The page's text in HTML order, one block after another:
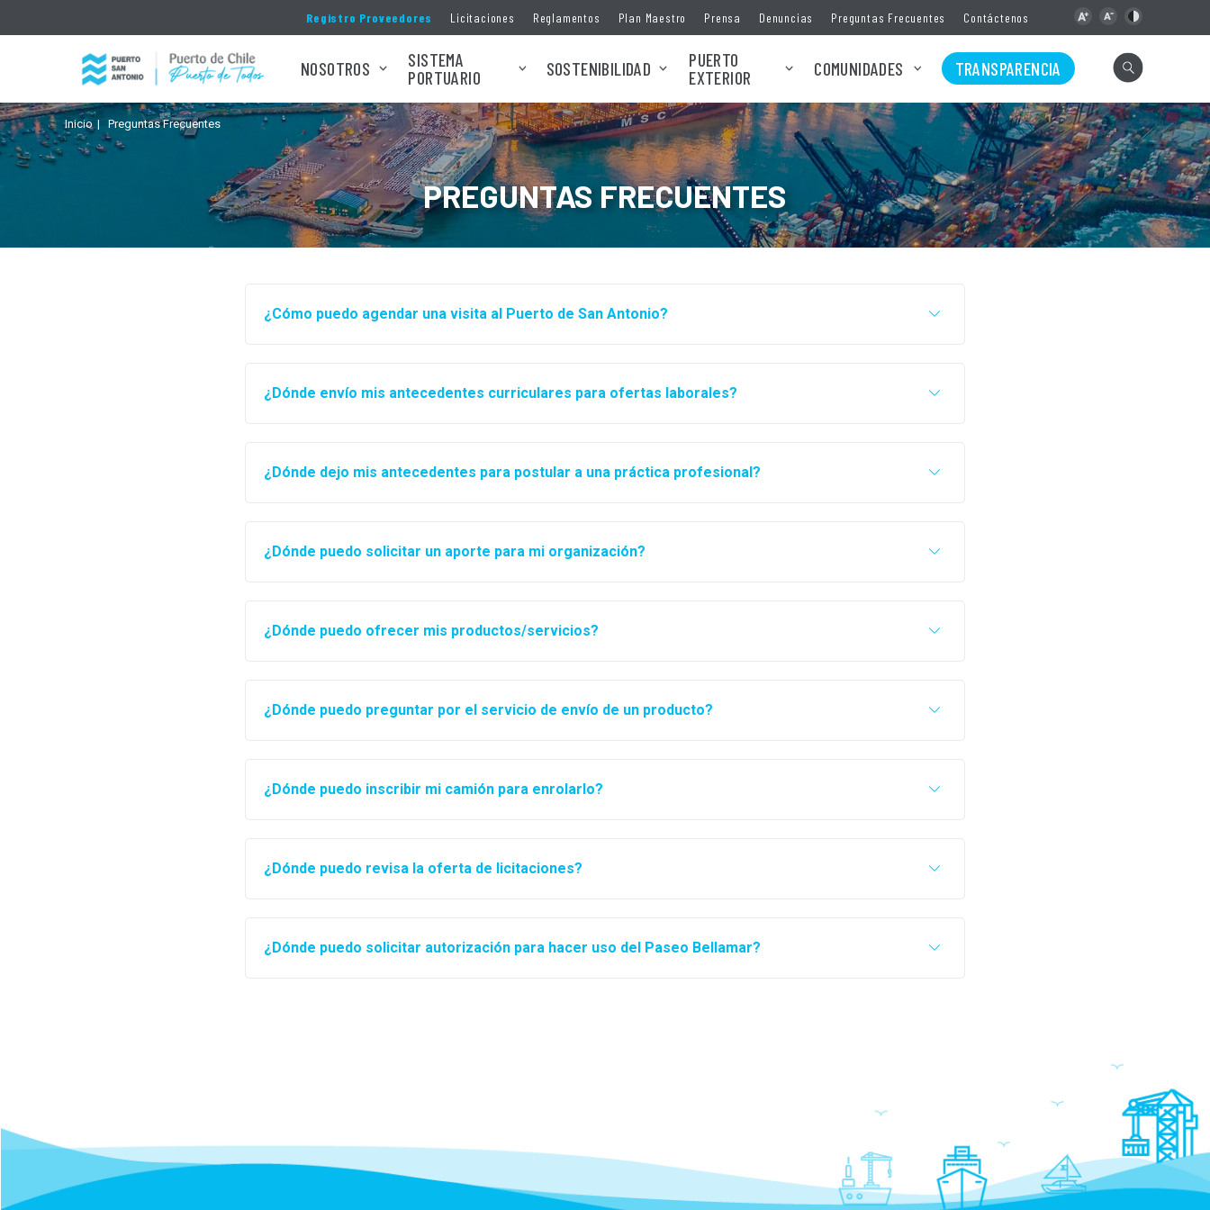
Registro Proveedores Licitaciones Reglamentos Plan Maestro Prensa Denuncias Preguntas Frecuentes Contáctenos
NOSOTROS
SISTEMA
PORTUARIO
SOSTENIBILIDAD
PUERTO
EXTERIOR
COMUNIDADES TRANSPARENCIA
Inicio Preguntas Frecuentes
PREGUNTAS FRECUENTES
¿Cómo puedo agendar una visita al Puerto de San Antonio?
¿Dónde envío mis antecedentes curriculares para ofertas laborales?
¿Dónde dejo mis antecedentes para postular a una práctica profesional?
¿Dónde puedo solicitar un aporte para mi organización?
¿Dónde puedo ofrecer mis productos/servicios?
¿Dónde puedo preguntar por el servicio de envío de un producto?
¿Dónde puedo inscribir mi camión para enrolarlo?
¿Dónde puedo revisa la oferta de licitaciones?
¿Dónde puedo solicitar autorización para hacer uso del Paseo Bellamar?